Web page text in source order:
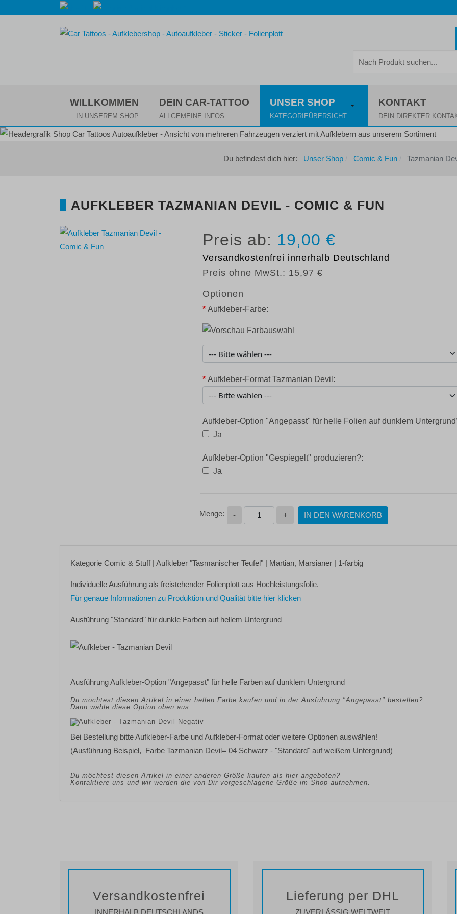
WILLKOMMEN
...IN UNSEREM SHOP
DEIN CAR-TATTOO
ALLGEMEINE INFOS
UNSER SHOP
KATEGORIEÜBERSICHT
KONTAKT
DEIN DIREKTER
Du befindest dich hier: Unser Shop Comic & Fun Tazmanian
AUFKLEBER TAZMANIAN DEVIL - COMIC & FUN
19,00 €
Versandkostenfrei innerhalb Deutschland
Preis ohne MwSt.: 15,97 €
Optionen
* Aufkleber-Farbe:
* Aufkleber-Format Tazmanian Devil:
Aufkleber-Option "Angepasst" für helle Folien auf dunklem
Ja
Aufkleber-Option "Gespiegelt" produzieren?:
Ja
- + IN DEN WARENKORB
Kategorie Comic & Stuff | Aufkleber "Tasmanischer Teufel" | Martian, Marsianer | 1-farbig
Individuelle Ausführung als freistehender Folienplott aus Hochleistungsfolie.
Für genaue Informationen zu Produktion und Qualität bitte hier klicken
Ausführung "Standard" für dunkle Farben auf hellem Untergrund
Ausführung Aufkleber-Option "Angepasst" für helle Farben auf dunklem Untergrund
Du möchtest diesen Artikel in einer hellen Farbe kaufen und in der Ausführung "Angepasst" bestellen?
Dann wähle diese Option oben aus.
Bei Bestellung bitte Aufkleber-Farbe und Aufkleber-Format oder weitere Optionen auswählen!
(Ausführung Beispiel, Farbe Tazmanian Devil= 04 Schwarz - "Standard" auf weißem Untergrund)
Du möchtest diesen Artikel in einer anderen Größe kaufen als hier angeboten?
Kontaktiere uns und wir werden die von Dir vorgeschlagene Größe im Shop aufnehmen.
Versandkostenfrei Lieferung per DHL